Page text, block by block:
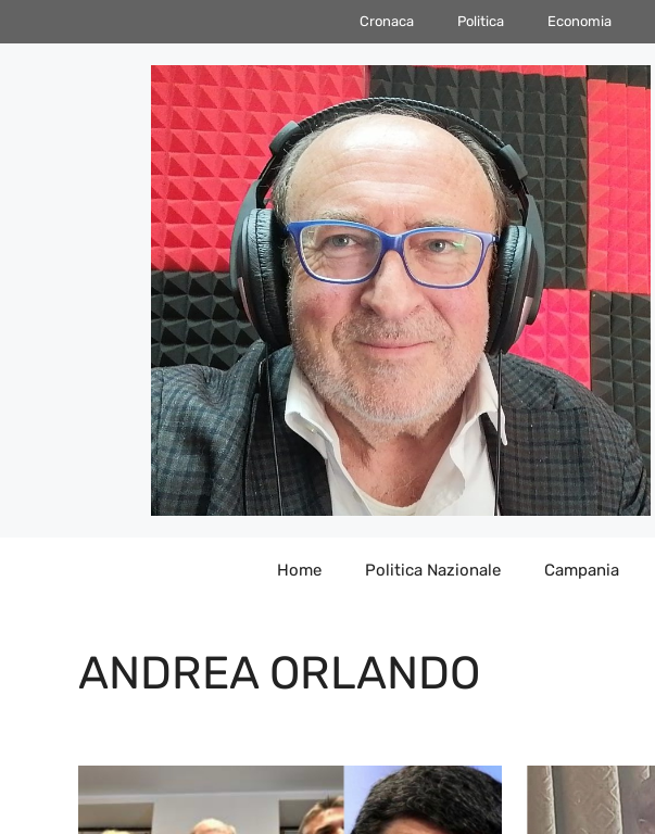
al
Cronaca Politica Economia
Home Politica Nazionale Campania
ANDREA ORLANDO